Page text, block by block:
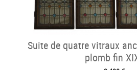
Suite de quatre vitraux
plomb fin